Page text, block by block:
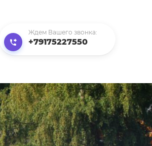
Ждем Вашего звонка:
+79175227550